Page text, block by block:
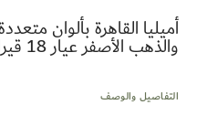
الصور
أميليا القاهرة بألوان
والذهب الأصفر عيار 18 قيراط
التفاصيل والوصف